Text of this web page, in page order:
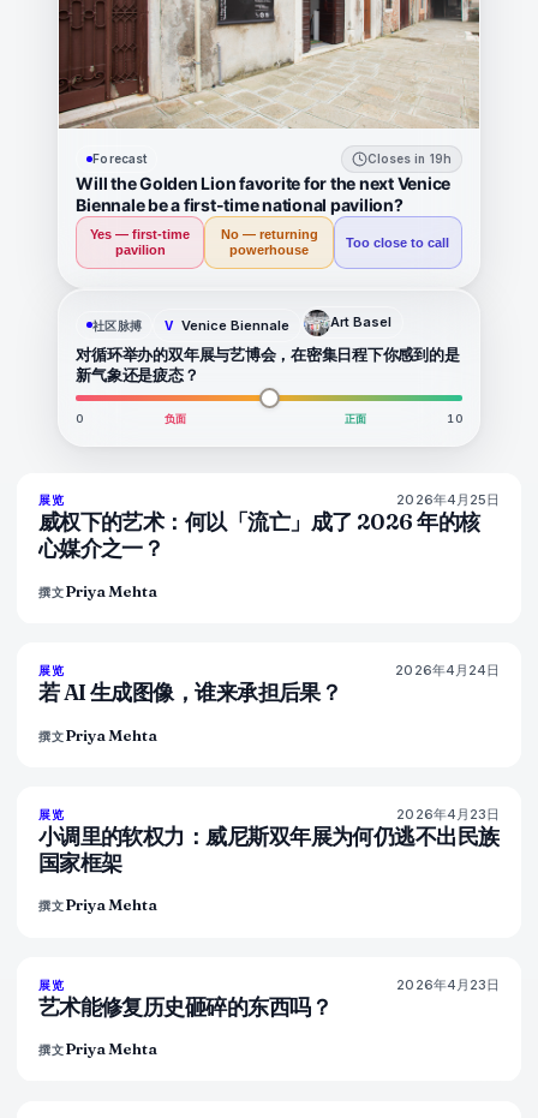
Forecast Closes in 19h
Will the Golden Lion favorite for the next Venice
Biennale be a first-time national pavilion?
Yes — first-time
pavilion
No — returning
powerhouse
Too close to call
社区脉搏 V Venice Biennale Art Basel
对循环举办的双年展与艺博会，在密集日程下你感到的是
新气象还是疲态？
0 负面 正面 10
77% 77
展览 2026年4月25日
威权下的艺术：何以「流亡」成了 2026 年的核
心媒介之一？
撰文Priya Mehta
76% 69
展览 2026年4月24日
若 AI 生成图像，谁来承担后果？
撰文Priya Mehta
78% 88
展览 2026年4月23日
小调里的软权力：威尼斯双年展为何仍逃不出民族
国家框架
撰文Priya Mehta
79% 56
展览 2026年4月23日
艺术能修复历史砸碎的东西吗？
撰文Priya Mehta